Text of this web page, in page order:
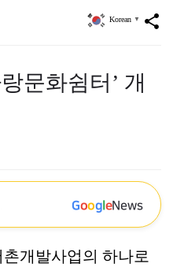
share
Korean ▼
문화쉼터’ 개
GoogleNews
개발사업의 하나로